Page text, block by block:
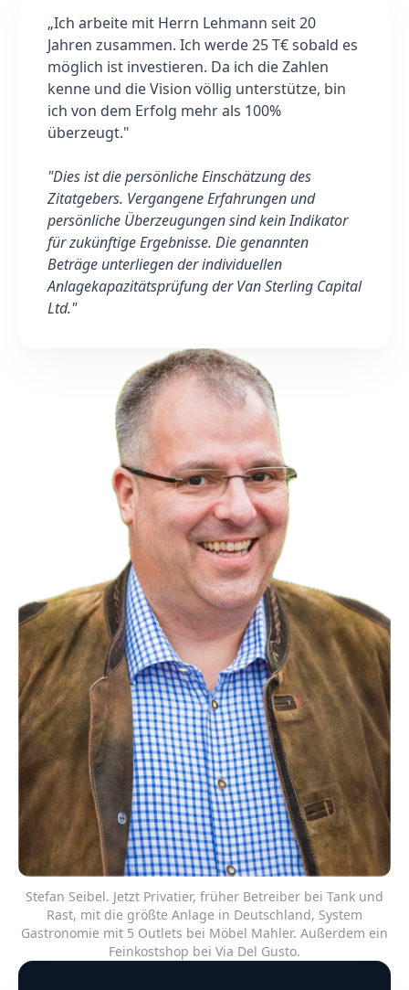
„Ich arbeite mit Herrn Lehmann seit 20
Jahren zusammen. Ich werde 25 T€ sobald es
möglich ist investieren. Da ich die Zahlen
kenne und die Vision völlig unterstütze, bin
ich von dem Erfolg mehr als 100%
überzeugt."
"Dies ist die persönliche Einschätzung des
Zitatgebers. Vergangene Erfahrungen und
persönliche Überzeugungen sind kein Indikator
für zukünftige Ergebnisse. Die genannten
Beträge unterliegen der individuellen
Anlagekapazitätsprüfung der Van Sterling Capital
Ltd."
Stefan Seibel. Jetzt Privatier, früher Betreiber bei Tank und
Rast, mit die größte Anlage in Deutschland, System
Gastronomie mit 5 Outlets bei Möbel Mahler. Außerdem ein
Feinkostshop bei Via Del Gusto.